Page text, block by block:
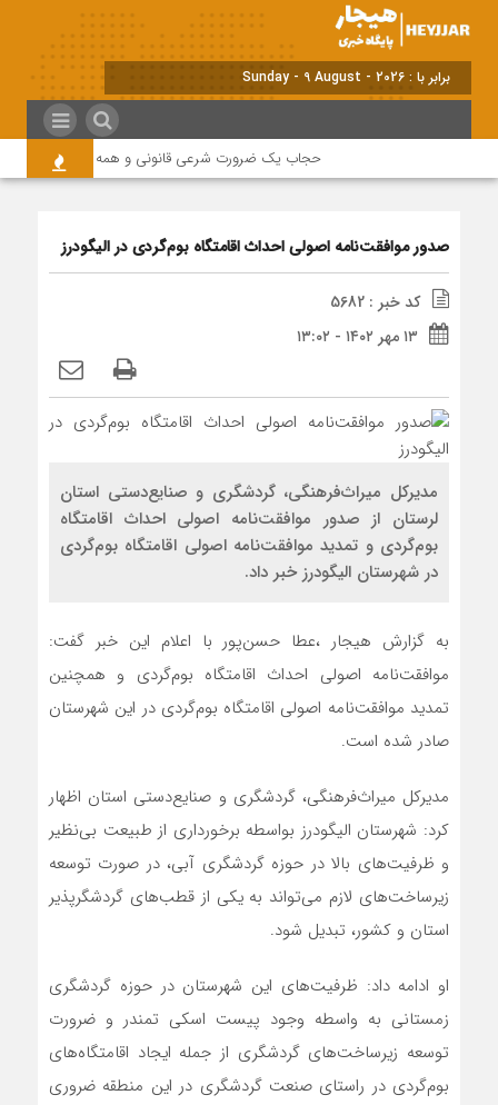
برابر با : Sunday - 9 August - 2026
حجاب یک ضرورت شرعی قانونی و همه در این زمینه
صدور موافقت‌نامه اصولی احداث اقامتگاه بوم‌گردی در الیگودرز
کد خبر : 5682
۱۳ مهر ۱۴۰۲ - ۱۳:۰۲
مدیرکل میراث‌فرهنگی، گردشگری و صنایع‌دستی استان
لرستان از صدور موافقت‌نامه اصولی احداث اقامتگاه
بوم‌گردی و تمدید موافقت‌نامه اصولی اقامتگاه بوم‌گردی
در شهرستان الیگودرز خبر داد.
به گزارش هیجار ،عطا حسن‌پور با اعلام این خبر گفت:
موافقت‌نامه اصولی احداث اقامتگاه بوم‌گردی و همچنین
تمدید موافقت‌نامه اصولی اقامتگاه بوم‌گردی در این شهرستان
صادر شده است.
مدیرکل میراث‌فرهنگی، گردشگری و صنایع‌دستی استان اظهار
کرد: شهرستان الیگودرز بواسطه برخورداری از طبیعت بی‌نظیر
و ظرفیت‌های بالا در حوزه گردشگری آبی، در صورت توسعه
زیرساخت‌های لازم می‌تواند به یکی از قطب‌های گردشگرپذیر
استان و کشور، تبدیل شود.
او ادامه داد: ظرفیت‌های این شهرستان در حوزه گردشگری
زمستانی به واسطه وجود پیست اسکی تمندر و ضرورت
توسعه زیرساخت‌های گردشگری از جمله ایجاد اقامتگاه‌های
بوم‌گردی در راستای صنعت گردشگری در این منطقه ضروری